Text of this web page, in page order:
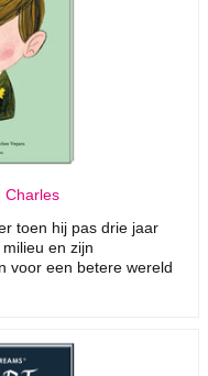
Charles
toen hij pas drie jaar
en zijn
voor een betere wereld